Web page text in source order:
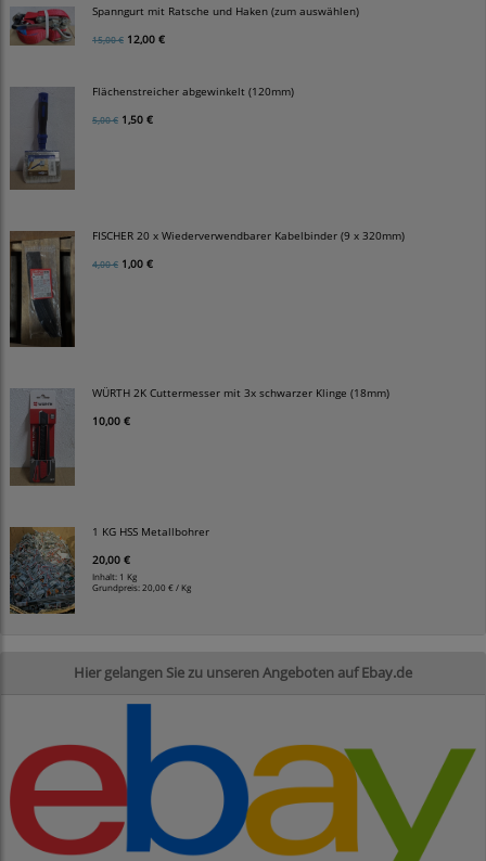
Spanngurt mit Ratsche und Haken (zum auswählen)
15,00 € 12,00 €
Flächenstreicher abgewinkelt (120mm)
5,00 € 1,50 €
FISCHER 20 x Wiederverwendbarer Kabelbinder (9 x 320mm)
4,00 € 1,00 €
WÜRTH 2K Cuttermesser mit 3x schwarzer Klinge (18mm)
10,00 €
1 KG HSS Metallbohrer
20,00 €
Inhalt: 1 Kg
Grundpreis:20,00 € / Kg
Hier gelangen Sie zu unseren Angeboten auf Ebay.de